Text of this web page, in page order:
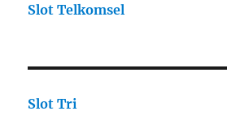
Slot Telkomsel
Slot Tri